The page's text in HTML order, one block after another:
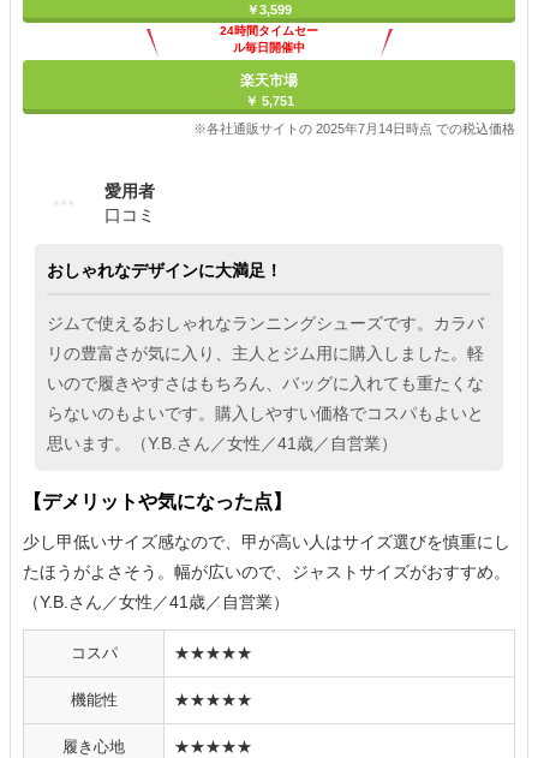
￥3,599
24時間タイムセー
ル毎日開催中
楽天市場
￥ 5,751
※各社通販サイトの 2025年7月14日時点 での税込価格
愛用者
口コミ
おしゃれなデザインに大満足！
ジムで使えるおしゃれなランニングシューズです。カラバ
リの豊富さが気に入り、主人とジム用に購入しました。軽
いので履きやすさはもちろん、バッグに入れても重たくな
らないのもよいです。購入しやすい価格でコスパもよいと
思います。（Y.B.さん／女性／41歳／自営業）
【デメリットや気になった点】
少し甲低いサイズ感なので、甲が高い人はサイズ選びを慎重にし
たほうがよさそう。幅が広いので、ジャストサイズがおすすめ。
（Y.B.さん／女性／41歳／自営業）
コスパ ★★★★★
機能性 ★★★★★
履き心地 ★★★★★